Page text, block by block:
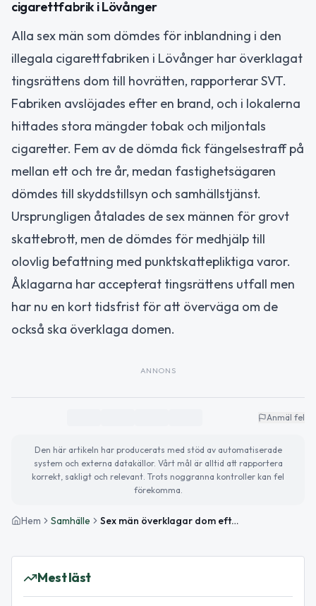
cigarettfabrik i Lövånger
Alla sex män som dömdes för inblandning i den
illegala cigarettfabriken i Lövånger har överklagat
tingsrättens dom till hovrätten, rapporterar SVT.
Fabriken avslöjades efter en brand, och i lokalerna
hittades stora mängder tobak och miljontals
cigaretter. Fem av de dömda fick fängelsestraff på
mellan ett och tre år, medan fastighetsägaren
dömdes till skyddstillsyn och samhällstjänst.
Ursprungligen åtalades de sex männen för grovt
skattebrott, men de dömdes för medhjälp till
olovlig befattning med punktskattepliktiga varor.
Åklagarna har accepterat tingsrättens utfall men
har nu en kort tidsfrist för att överväga om de
också ska överklaga domen.
ANNONS
Anmäl fel
Den här artikeln har producerats med stöd av automatiserade
system och externa datakällor. Vårt mål är alltid att rapportera
korrekt, sakligt och relevant. Trots noggranna kontroller kan fel
förekomma.
Hem Samhälle Sex män överklagar dom efter illegal cigarettfabrik i Lövånger
Mest läst